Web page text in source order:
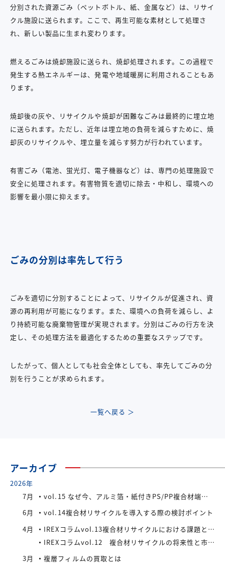
分別された資源ごみ（ペットボトル、紙、金属など）は、リサイ
クル施設に送られます。ここで、再生可能な素材として処理さ
れ、新しい製品に生まれ変わります。
燃えるごみは焼却施設に送られ、焼却処理されます。この過程で
発生する熱エネルギーは、発電や地域暖房に利用されることもあ
ります。
焼却後の灰や、リサイクルや焼却が困難なごみは最終的に埋立地
に送られます。ただし、近年は埋立地の負荷を減らすために、焼
却灰のリサイクルや、埋立量を減らす努力が行われています。
有害ごみ（電池、蛍光灯、電子機器など）は、専門の処理施設で
安全に処理されます。有害物質を適切に除去・中和し、環境への
影響を最小限に抑えます。
ごみの分別は率先して行う
ごみを適切に分別することによって、リサイクルが促進され、資
源の再利用が可能になります。また、環境への負荷を減らし、よ
り持続可能な廃棄物管理が実現されます。分別はごみの行方を決
定し、その処理方法を最適化するための重要なステップです。
したがって、個人としても社会全体としても、率先してごみの分
別を行うことが求められます。
一覧へ戻る ＞
アーカイブ
2026年
7月
vol.15 なぜ今、アルミ箔・紙付きPS/PP複合材端材が注目されているのか
6月
vol.14複合材リサイクルを導入する際の検討ポイント
4月
IREXコラムvol.13複合材リサイクルにおける課題と今後の展望
IREXコラムvol.12 複合材リサイクルの将来性と市場拡大の可能性
3月
複層フィルムの買取とは